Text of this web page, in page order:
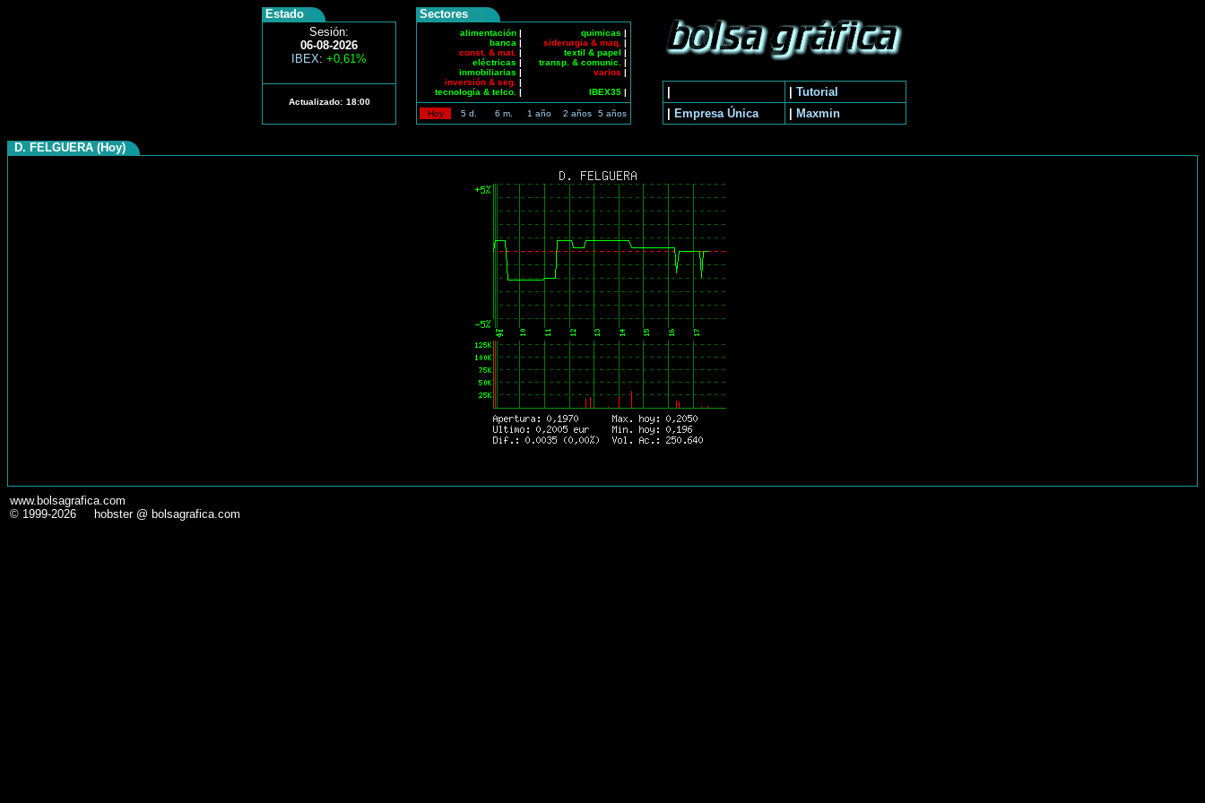
Estado
Sesión:
06-08-2026
IBEX: +0,61%
Actualizado: 18:00
Sectores
alimentación |
banca |
const. & mat. |
eléctricas |
inmobiliarias |
inversión & seg. |
tecnología & telco. |
quimicas |
siderurgia & maq. |
textil & papel |
transp. & comunic.
|
varios |
IBEX35 |
Hoy 5 d. 6 m. 1 año 2 años 5 años
Tutorial
Empresa Única Maxmin
D. FELGUERA (Hoy)
www.bolsagrafica.com
© 1999-2026 hobster @ bolsagrafica.com